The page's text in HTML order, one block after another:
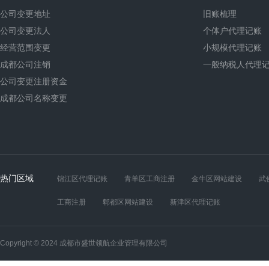
公司变更地址
公司变更法人
经营范围变更
成都公司注销
公司变更注册资金
成都公司名称变更
旧账梳理
个体户代理记账
小规模代理记账
一般纳税人代理
热门区域 锦江区代理记账 青羊区工商注册 金牛区网站建设 武
工商注册 郫都区网站建设 新津区代理记账
Copyright © 2024 成都市盛世领航企业管理有限公司